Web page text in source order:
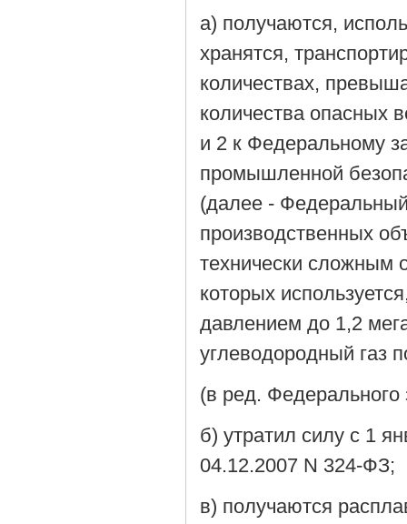
а) получаются,
хранятся,
количествах,
количества опасных
и 2 к Федеральному
промышленной
(далее -
производственных
технически сложным
которых
давлением до 1,2
углеводородный газ
(в ред.
б) утратил силу с 1
04.12.2007 N 324-ФЗ;
в) получаются